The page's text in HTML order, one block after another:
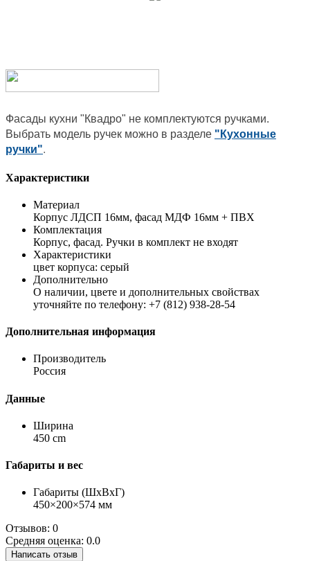
Фасады кухни "Квадро" не комплектуются ручками.
Выбрать модель ручек можно в разделе "Кухонные
ручки".
Характеристики
Материал
Корпус ЛДСП 16мм, фасад МДФ 16мм + ПВХ
Комплектация
Корпус, фасад. Ручки в комплект не входят
Характеристики
цвет корпуса: серый
Дополнительно
О наличии, цвете и дополнительных свойствах
уточняйте по телефону: +7 (812) 938-28-54
Дополнительная информация
Производитель
Россия
Данные
Ширина
450 cm
Габариты и вес
Габариты (ШхВхГ)
450×200×574 мм
Отзывов: 0
Средняя оценка: 0.0
Написать отзыв